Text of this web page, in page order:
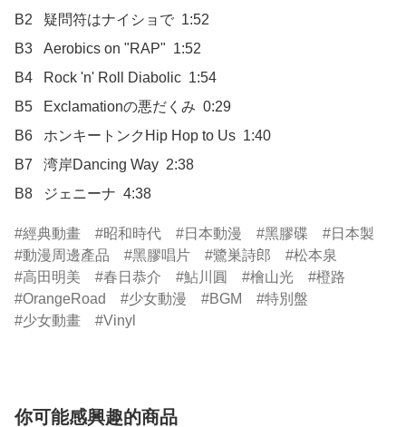
B2	疑問符はナイショで  1:52
B3	Aerobics on "RAP"  1:52
B4	Rock 'n' Roll Diabolic  1:54
B5	Exclamationの悪だくみ	0:29
B6	ホンキートンクHip Hop to Us  1:40
B7	湾岸Dancing Way  2:38
B8	ジェニーナ  4:38
經典動畫 昭和時代 日本動漫 黑膠碟
日本製
動漫周邊產品
黑膠唱片 鷺巣詩郎
松本泉
高田明美
春日恭介 鮎川圓 檜山光
橙路
OrangeRoad
少女動漫 BGM
特別盤
少女動畫
Vinyl
你可能感興趣的商品